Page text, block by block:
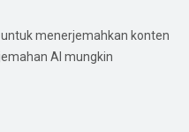
menerjemahkan konten
AI mungkin